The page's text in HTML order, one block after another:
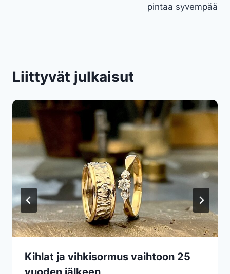
pintaa syvempää
Liittyvät julkaisut
Kihlat ja vihkisormus vaihtoon 25